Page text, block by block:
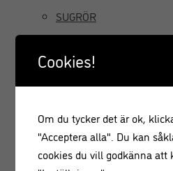
SUGRÖR
GRÄDDSIFONER
Cookies!
Om du tycker det är ok,
"Acceptera alla". Du kan
cookies du vill godkänna att